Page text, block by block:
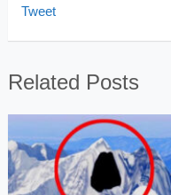
Tweet
Related Posts